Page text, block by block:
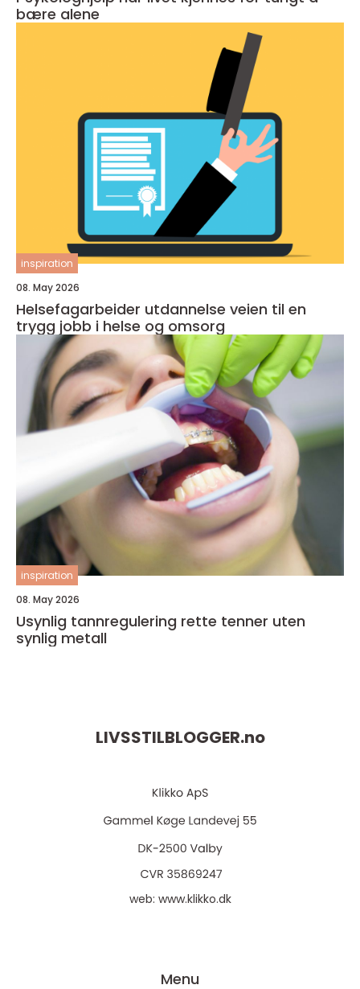
bære alene
inspiration
08. May 2026
Helsefagarbeider utdannelse veien til en
trygg jobb i helse og omsorg
inspiration
08. May 2026
Usynlig tannregulering rette tenner uten
synlig metall
LIVSSTILBLOGGER.no
web: www.klikko.dk
Menu